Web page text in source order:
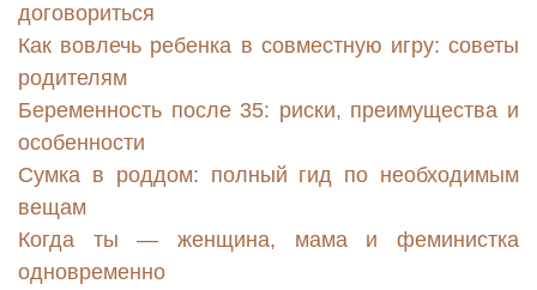
договориться
Как вовлечь ребенка в совместную игру: советы
родителям
Беременность после 35: риски, преимущества и
особенности
Сумка в роддом: полный гид по необходимым
вещам
Когда ты — женщина, мама и феминистка
одновременно